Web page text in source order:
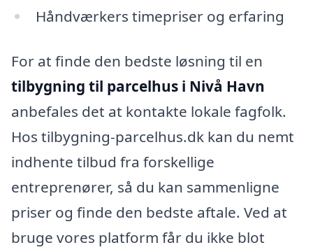
Håndværkers timepriser og erfaring
For at finde den bedste løsning til en
tilbygning til parcelhus i Nivå Havn
anbefales det at kontakte lokale fagfolk.
Hos tilbygning-parcelhus.dk kan du nemt
indhente tilbud fra forskellige
entreprenører, så du kan sammenligne
priser og finde den bedste aftale. Ved at
bruge vores platform får du ikke blot